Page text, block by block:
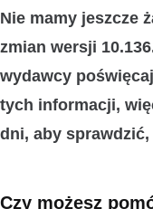
Nie mamy jeszcze
zmian wersji
wydawcy
tych informacji,
dni, aby sprawdzić,
Czy możesz